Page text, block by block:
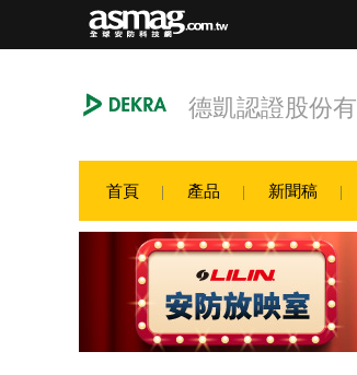
德凱認證股份
首頁 產品 新聞稿